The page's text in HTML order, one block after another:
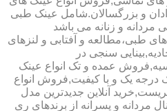
و بزرگسالان.شامل عینک طبی
مردانه و زنانه می باشد
طبی،مطالعه و آفتابی و لنزهای
سنجی در
عمده و تک انواع عینک
درجه یک و با کیفیت,فروش انواع
آنلاین جدیدترین مدل
مردانه و پسرانه از برندهای ری